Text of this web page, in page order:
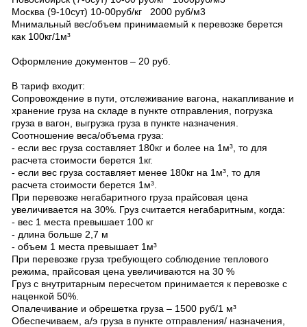
Москва (9-10сут) 10-00руб/кг 2000 руб/м3
Мнимальный вес/объем принимаемый к перевозке берется
как 100кг/1м³
Оформление документов – 20 руб.
В тариф входит:
Сопровождение в пути, отслеживание вагона, накапливание и
хранение груза на складе в пункте отправления, погрузка
груза в вагон, выгрузка груза в пункте назначения.
Соотношение веса/объема груза:
- если вес груза составляет 180кг и более на 1м³, то для
расчета стоимости берется 1кг.
- если вес груза составляет менее 180кг на 1м³, то для
расчета стоимости берется 1м³.
При перевозке негабаритного груза прайсовая цена
увеличивается на 30%. Груз считается негабаритным, когда:
- вес 1 места превышает 100 кг
- длина больше 2,7 м
- объем 1 места превышает 1м³
При перевозке груза требующего соблюдение теплового
режима, прайсовая цена увеличиваются на 30 %
Груз с внутритарным пересчетом принимается к перевозке с
наценкой 50%.
Опалечивание и обрешетка груза – 1500 руб/1 м³
Обеспечиваем, а/э груза в пункте отправления/ назначения,